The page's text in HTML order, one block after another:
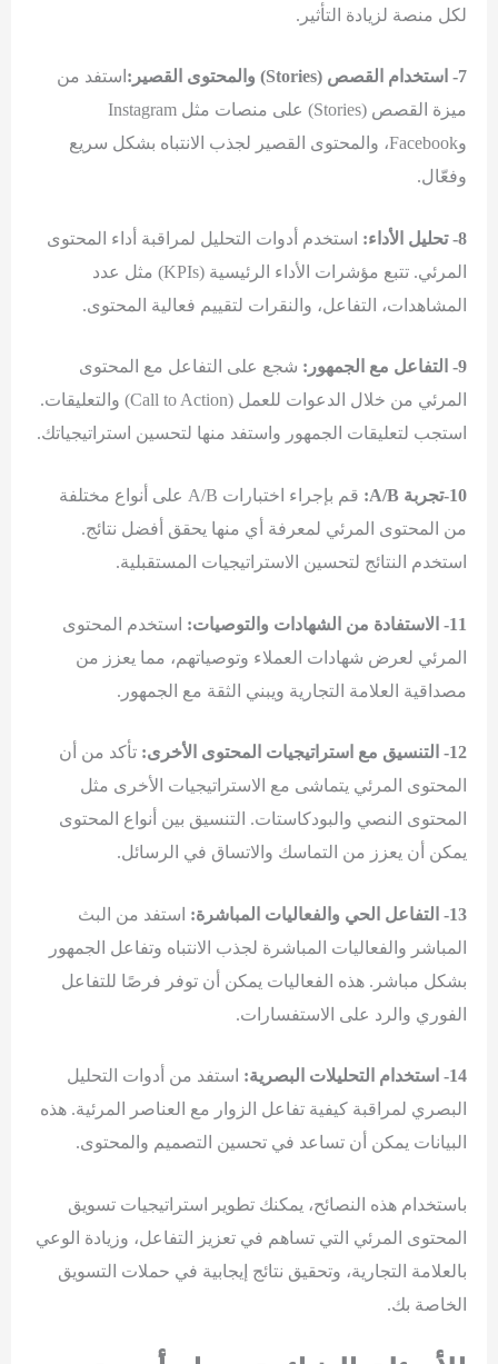
لكل منصة لزيادة التأثير.
7- استخدام القصص (Stories) والمحتوى القصير:
استفد من
ميزة القصص (Stories) على منصات مثل Instagram
وFacebook، والمحتوى القصير لجذب الانتباه بشكل سريع
وفعّال.
8- تحليل الأداء:
استخدم أدوات التحليل لمراقبة أداء المحتوى
المرئي. تتبع مؤشرات الأداء الرئيسية (KPIs) مثل عدد
المشاهدات، التفاعل، والنقرات لتقييم فعالية المحتوى.
9- التفاعل مع الجمهور:
شجع على التفاعل مع المحتوى
المرئي من خلال الدعوات للعمل (Call to Action) والتعليقات.
استجب لتعليقات الجمهور واستفد منها لتحسين استراتيجياتك.
10-تجربة A/B:
قم بإجراء اختبارات A/B على أنواع مختلفة
من المحتوى المرئي لمعرفة أي منها يحقق أفضل نتائج.
استخدم النتائج لتحسين الاستراتيجيات المستقبلية.
11- الاستفادة من الشهادات والتوصيات:
استخدم المحتوى
المرئي لعرض شهادات العملاء وتوصياتهم، مما يعزز من
مصداقية العلامة التجارية ويبني الثقة مع الجمهور.
12- التنسيق مع استراتيجيات المحتوى الأخرى:
تأكد من أن
المحتوى المرئي يتماشى مع الاستراتيجيات الأخرى مثل
المحتوى النصي والبودكاستات. التنسيق بين أنواع المحتوى
يمكن أن يعزز من التماسك والاتساق في الرسائل.
13- التفاعل الحي والفعاليات المباشرة:
استفد من البث
المباشر والفعاليات المباشرة لجذب الانتباه وتفاعل الجمهور
بشكل مباشر. هذه الفعاليات يمكن أن توفر فرصًا للتفاعل
الفوري والرد على الاستفسارات.
14- استخدام التحليلات البصرية:
استفد من أدوات التحليل
البصري لمراقبة كيفية تفاعل الزوار مع العناصر المرئية. هذه
البيانات يمكن أن تساعد في تحسين التصميم والمحتوى.
باستخدام هذه النصائح، يمكنك تطوير استراتيجيات تسويق
المحتوى المرئي التي تساهم في تعزيز التفاعل، وزيادة الوعي
بالعلامة التجارية، وتحقيق نتائج إيجابية في حملات التسويق
الخاصة بك.